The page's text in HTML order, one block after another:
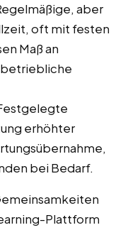
aber
oft mit festen
Maß an
betriebliche
erhöhter
bei Bedarf.
Plattform